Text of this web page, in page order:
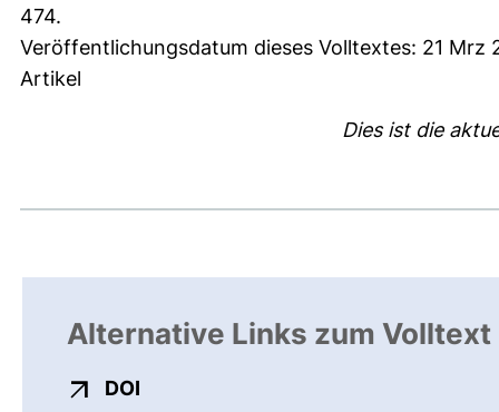
474.
Veröffentlichungsdatum dieses Volltextes: 21 Mrz
Artikel
Dies ist die
Alternative Links zum Volltext
DOI